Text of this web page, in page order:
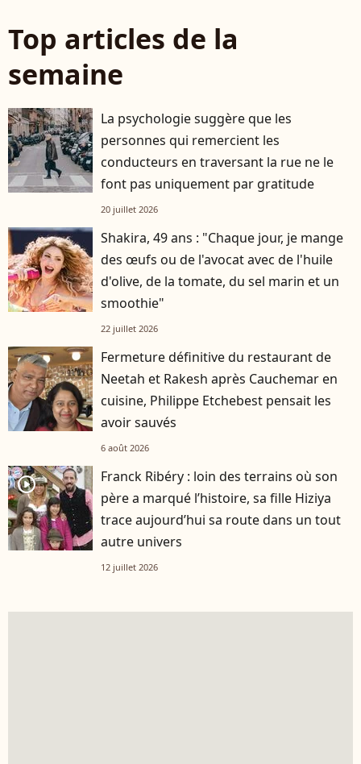
Top articles de la
semaine
La psychologie suggère que les
personnes qui remercient les
conducteurs en traversant la rue ne le
font pas uniquement par gratitude
20 juillet 2026
Shakira, 49 ans : "Chaque jour, je mange
des œufs ou de l'avocat avec de l'huile
d'olive, de la tomate, du sel marin et un
smoothie"
22 juillet 2026
Fermeture définitive du restaurant de
Neetah et Rakesh après Cauchemar en
cuisine, Philippe Etchebest pensait les
avoir sauvés
6 août 2026
player2
Franck Ribéry : loin des terrains où son
père a marqué l’histoire, sa fille Hiziya
trace aujourd’hui sa route dans un tout
autre univers
12 juillet 2026